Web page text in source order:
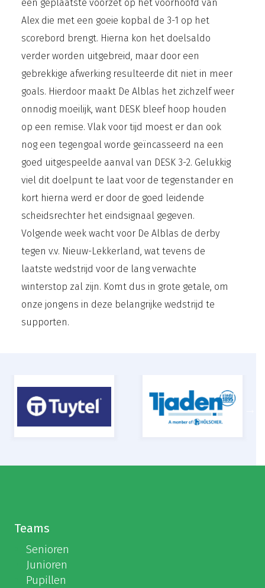
een geplaatste voorzet op het voorhoofd van
Alex die met een goeie kopbal de 3-1 op het
scorebord brengt. Hierna kon het doelsaldo
verder worden uitgebreid, maar door een
gebrekkige afwerking resulteerde dit niet in meer
goals. Hierdoor maakt De Alblas het zichzelf weer
onnodig moeilijk, want DESK bleef hoop houden
op een remise. Vlak voor tijd moest er dan ook
nog een tegengoal worde geïncasseerd na een
goed uitgespeelde aanval van DESK 3-2. Gelukkig
viel dit doelpunt te laat voor de tegenstander en
kort hierna werd er door de goed leidende
scheidsrechter het eindsignaal gegeven.
Volgende week wacht voor De Alblas de derby
tegen v.v. Nieuw-Lekkerland, wat tevens de
laatste wedstrijd voor de lang verwachte
winterstop zal zijn. Komt dus in grote getale, om
onze jongens in deze belangrijke wedstrijd te
supporten.
Teams
Senioren
Junioren
Pupillen